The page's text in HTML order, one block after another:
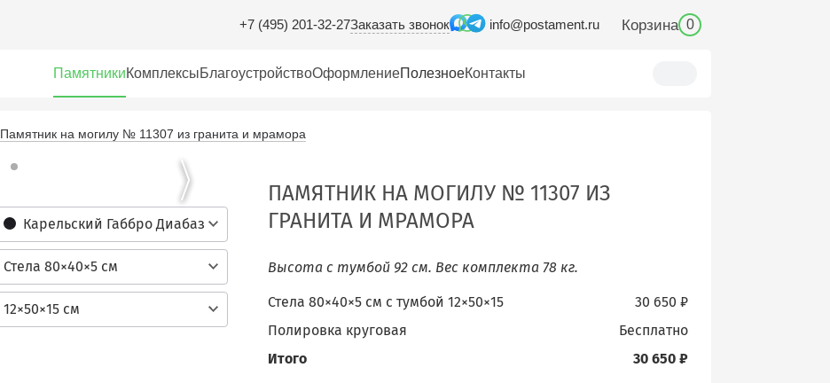
+7 (495) 201-32-27Заказать звонок info@postament.ru Корзина 0
ПамятникиКомплексыБлагоустройствоОформлениеПолезноеКонтакты
Памятник на могилу № 11307 из гранита и мрамора
Карельский Габбро Диабаз
Стела 80×40×5 см
12×50×15 см
ПАМЯТНИК НА МОГИЛУ № 11307 ИЗ
ГРАНИТА И МРАМОРА
Высота с тумбой 92 см. Вес комплекта 78 кг.
30 650 ₽
Стела 80×40×5 см c тумбой 12×50×15
бесплатно
Полировка круговая
30 650 ₽
Итого